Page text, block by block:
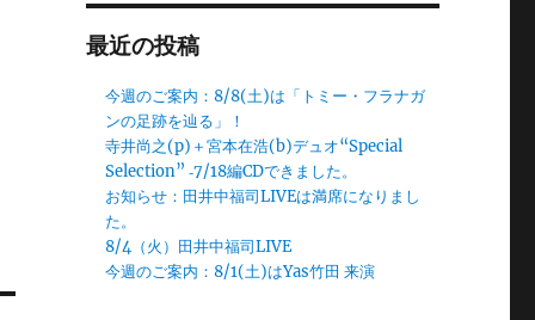
最近の投稿
今週のご案内：8/8(土)は「トミー・フラナガ
ンの足跡を辿る」！
寺井尚之(p)＋宮本在浩(b)デュオ“Special
Selection” ‐7/18編CDできました。
お知らせ：田井中福司LIVEは満席になりまし
た。
8/4（火）田井中福司LIVE
今週のご案内：8/1(土)はYas竹田 来演